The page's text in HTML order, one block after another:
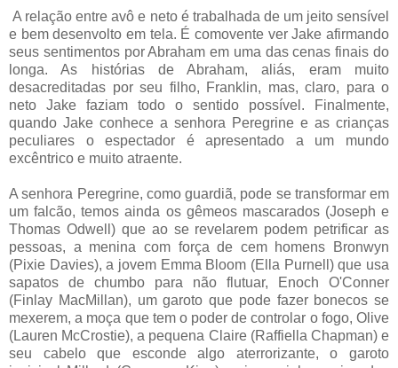
A relação entre avô e neto é trabalhada de um jeito sensível
e bem desenvolto em tela. É comovente ver Jake afirmando
seus sentimentos por Abraham em uma das cenas finais do
longa. As histórias de Abraham, aliás, eram muito
desacreditadas por seu filho, Franklin, mas, claro, para o
neto Jake faziam todo o sentido possível. Finalmente,
quando Jake conhece a senhora Peregrine e as crianças
peculiares o espectador é apresentado a um mundo
excêntrico e muito atraente.
A senhora Peregrine, como guardiã, pode se transformar em
um falcão, temos ainda os gêmeos mascarados (Joseph e
Thomas Odwell) que ao se revelarem podem petrificar as
pessoas, a menina com força de cem homens Bronwyn
(Pixie Davies), a jovem Emma Bloom (Ella Purnell) que usa
sapatos de chumbo para não flutuar, Enoch O'Conner
(Finlay MacMillan), um garoto que pode fazer bonecos se
mexerem, a moça que tem o poder de controlar o fogo, Olive
(Lauren McCrostie), a pequena Claire (Raffiella Chapman) e
seu cabelo que esconde algo aterrorizante, o garoto